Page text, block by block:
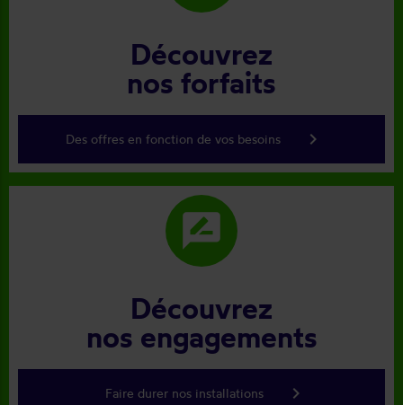
Découvrez
nos forfaits
Des offres en fonction de vos besoins keyboard_arrow_right
rate_review
Découvrez
nos engagements
Faire durer nos installations keyboard_arrow_right